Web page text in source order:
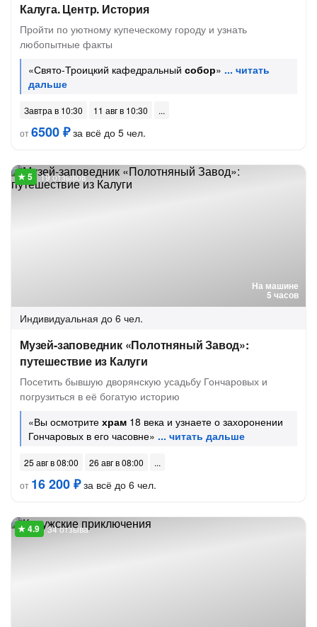
Калуга. Центр. История
Пройти по уютному купеческому городу и узнать
любопытные факты
«Свято-Троицкий кафедральный собор»
Завтра в 10:30
11 авг в 10:30
от6500 ₽за всё до 5 чел.
На машине
5 часов
19 отзывов
Индивидуальная до 6 чел.
Музей-заповедник «Полотняный Завод»:
путешествие из Калуги
Посетить бывшую дворянскую усадьбу Гончаровых и
погрузиться в её богатую историю
«Вы осмотрите храм 18 века и узнаете о захоронении
Гончаровых в его часовне»
25 авг в 08:00
26 авг в 08:00
от 16 200 ₽за всё до 6 чел.
34 отзыва